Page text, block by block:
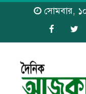
সোমবার,